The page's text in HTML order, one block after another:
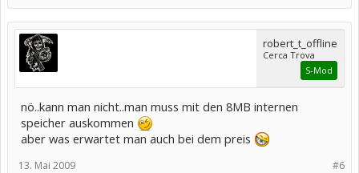
robert_t_offline
Cerca Trova
S-Mod
nö..kann man nicht..man muss mit den 8MB internen
speicher auskommen
aber was erwartet man auch bei dem preis
#6
13. Mai 2009